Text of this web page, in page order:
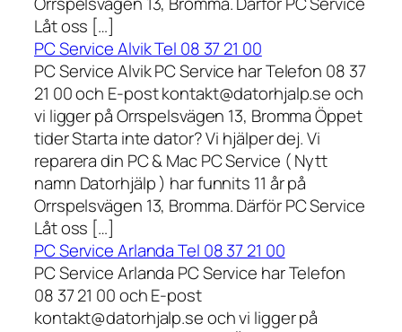
Låt oss […]
PC Service Alvik Tel 08 37 21 00
PC Service Alvik PC Service har Telefon 08 37
21 00 och E-post kontakt@datorhjalp.se och
vi ligger på Orrspelsvägen 13, Bromma Öppet
tider Starta inte dator? Vi hjälper dej. Vi
reparera din PC & Mac PC Service ( Nytt
namn Datorhjälp ) har funnits 11 år på
Orrspelsvägen 13, Bromma. Därför PC Service
Låt oss […]
PC Service Arlanda Tel 08 37 21 00
PC Service Arlanda PC Service har Telefon
08 37 21 00 och E-post
kontakt@datorhjalp.se och vi ligger på